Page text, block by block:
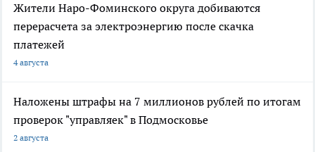
Жители Наро-Фоминского округа добиваются
перерасчета за электроэнергию после скачка
платежей
4 августа
Наложены штрафы на 7 миллионов рублей по итогам
проверок "управляек" в Подмосковье
2 августа